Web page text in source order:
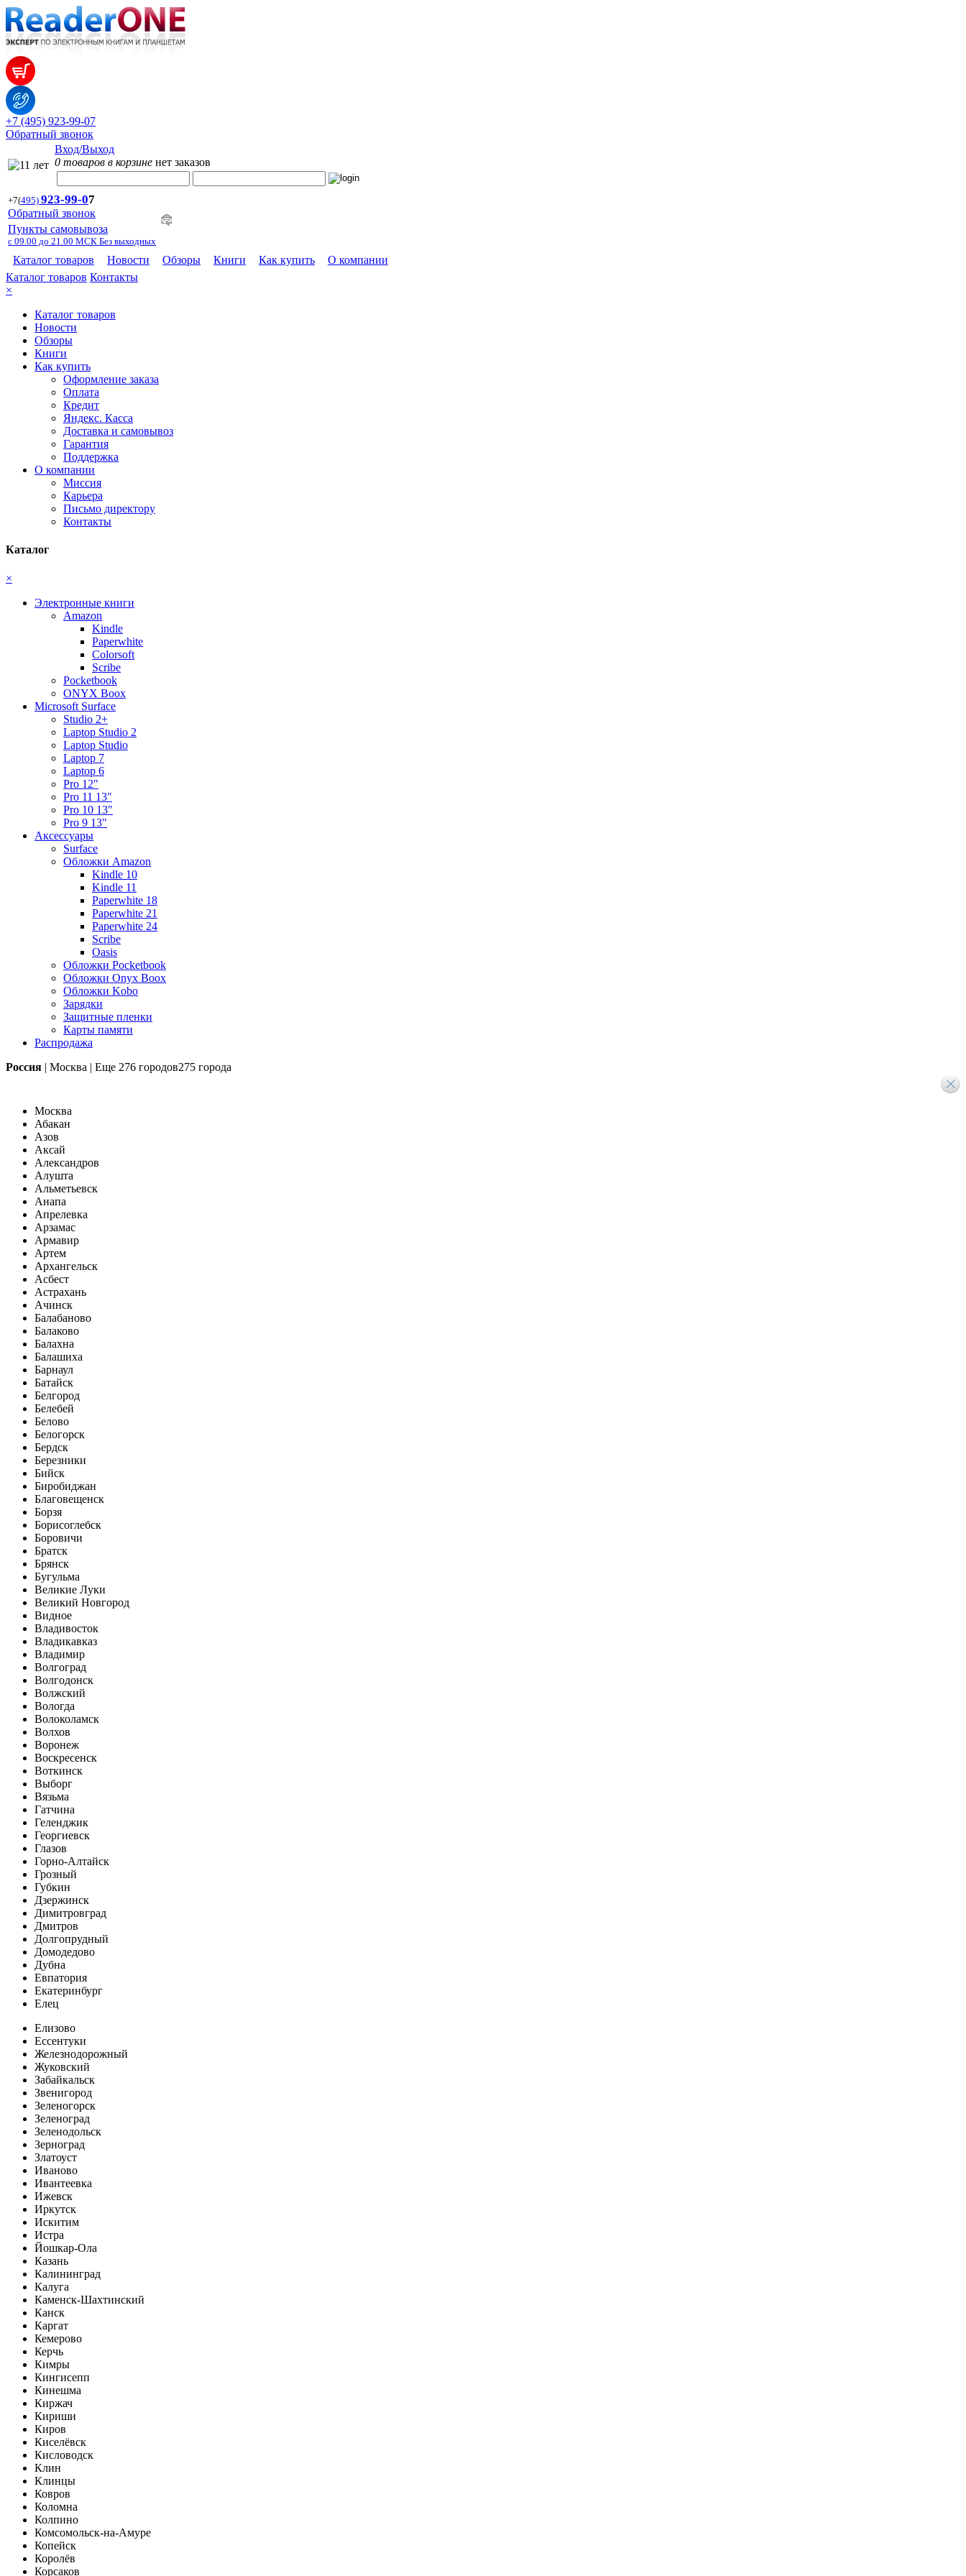
+7 (495) 923-99-07
Обратный звонок
Вход/Выход
0 товаров в корзине нет заказов
+7(495) 923-99-07
Обратный звонок
Пункты самовывоза
с 09.00 до 21.00 МСК Без выходных
Каталог товаров Новости Обзоры Книги Как купить
О компании
Каталог товаров Контакты
×
Каталог товаров
Новости
Обзоры
Книги
Как купить
Оформление заказа
Оплата
Кредит
Яндекс. Касса
Доставка и самовывоз
Гарантия
Поддержка
О компании
Миссия
Карьера
Письмо директору
Контакты
Каталог
×
Электронные книги
Amazon
Kindle
Paperwhite
Colorsoft
Scribe
Pocketbook
ONYX Boox
Microsoft Surface
Studio 2+
Laptop Studio 2
Laptop Studio
Laptop 7
Laptop 6
Pro 12"
Pro 11 13"
Pro 10 13"
Pro 9 13"
Аксессуары
Surface
Обложки Amazon
Kindle 10
Kindle 11
Paperwhite 18
Paperwhite 21
Paperwhite 24
Scribe
Oasis
Обложки Pocketbook
Обложки Onyx Boox
Обложки Kobo
Зарядки
Защитные пленки
Карты памяти
Распродажа
Россия | Москва | Еще 276 городов275 города
Москва
Абакан
Азов
Аксай
Александров
Алушта
Альметьевск
Анапа
Апрелевка
Арзамас
Армавир
Артем
Архангельск
Асбест
Астрахань
Ачинск
Балабаново
Балаково
Балахна
Балашиха
Барнаул
Батайск
Белгород
Белебей
Белово
Белогорск
Бердск
Березники
Бийск
Биробиджан
Благовещенск
Борзя
Борисоглебск
Боровичи
Братск
Брянск
Бугульма
Великие Луки
Великий Новгород
Видное
Владивосток
Владикавказ
Владимир
Волгоград
Волгодонск
Волжский
Вологда
Волоколамск
Волхов
Воронеж
Воскресенск
Воткинск
Выборг
Вязьма
Гатчина
Геленджик
Георгиевск
Глазов
Горно-Алтайск
Грозный
Губкин
Дзержинск
Димитровград
Дмитров
Долгопрудный
Домодедово
Дубна
Евпатория
Екатеринбург
Елец
Елизово
Ессентуки
Железнодорожный
Жуковский
Забайкальск
Звенигород
Зеленогорск
Зеленоград
Зеленодольск
Зерноград
Златоуст
Иваново
Ивантеевка
Ижевск
Иркутск
Искитим
Истра
Йошкар-Ола
Казань
Калининград
Калуга
Каменск-Шахтинский
Канск
Каргат
Кемерово
Керчь
Кимры
Кингисепп
Кинешма
Киржач
Кириши
Киров
Киселёвск
Кисловодск
Клин
Клинцы
Ковров
Коломна
Колпино
Комсомольск-на-Амуре
Копейск
Королёв
Корсаков